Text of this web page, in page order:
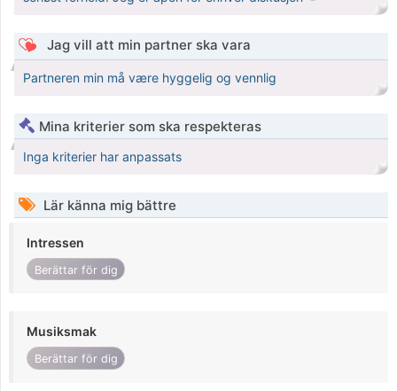
Jag vill att min partner ska vara
Partneren min må være hyggelig og vennlig
Mina kriterier som ska respekteras
Inga kriterier har anpassats
Lär känna mig bättre
Intressen
Berättar för dig
Musiksmak
Berättar för dig